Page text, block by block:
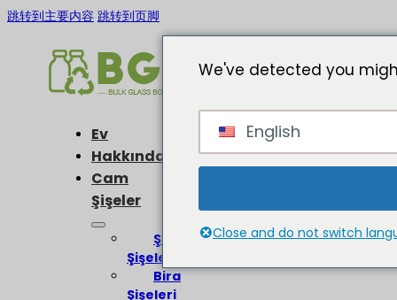
跳转到主要内容 跳转到页脚
Ev
Hakkında
Cam
Şişeler
Şarap
Şişeleri
Bira
Şişeleri
We've detected you
English
Close and do not switch